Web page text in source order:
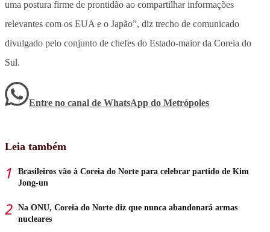
uma postura firme de prontidão ao compartilhar informações
relevantes com os EUA e o Japão”, diz trecho de comunicado
divulgado pelo conjunto de chefes do Estado-maior da Coreia do
Sul.
Entre no canal de WhatsApp do Metrópoles
Leia também
Brasileiros vão à Coreia do Norte para celebrar partido de Kim
Jong-un
Na ONU, Coreia do Norte diz que nunca abandonará armas
nucleares